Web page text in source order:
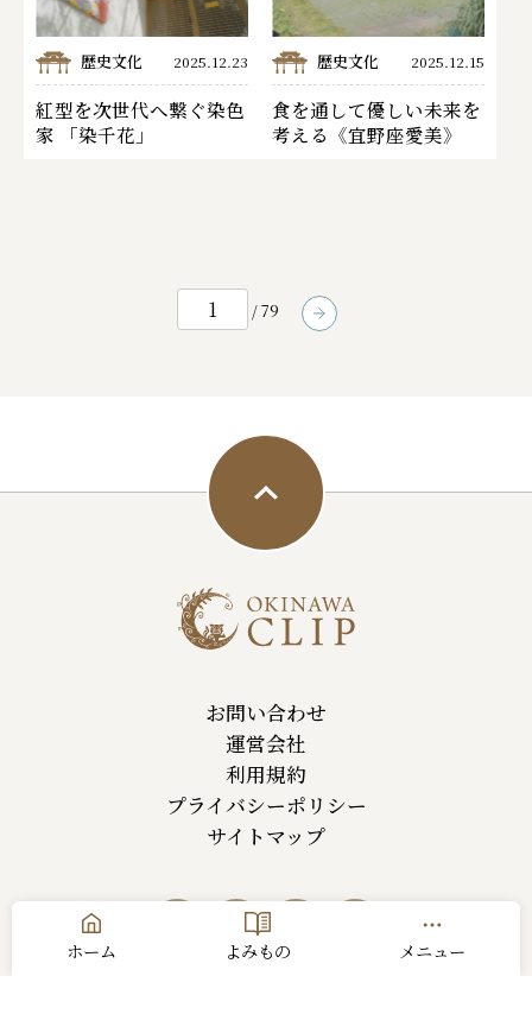
歴史文化 2025.12.23
紅型を次世代へ繋ぐ染色
家 「染千花」
歴史文化 2025.12.15
食を通して優しい未来を
考える《宜野座愛美》
/ 79
ホーム よみもの メニュー
お問い合わせ
運営会社
利用規約
プライバシーポリシー
サイトマップ